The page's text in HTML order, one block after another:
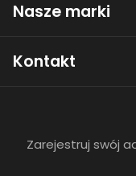
Nasze marki
Kontakt
Zarejestruj swój